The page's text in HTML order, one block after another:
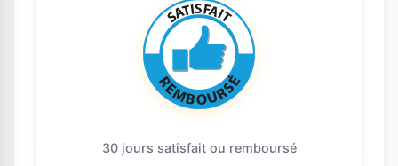
30 jours satisfait ou remboursé